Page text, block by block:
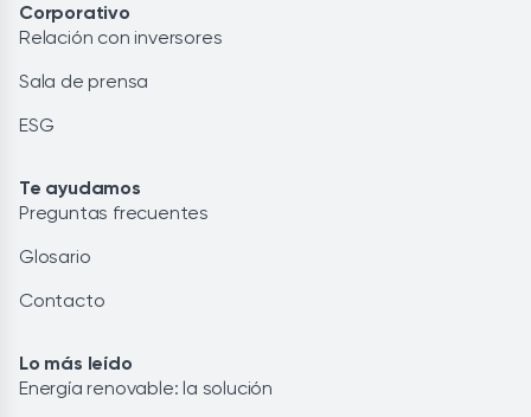
Corporativo
Relación con inversores
Sala de prensa
ESG
Te ayudamos
Preguntas frecuentes
Glosario
Contacto
Lo más leído
Energía renovable: la solución